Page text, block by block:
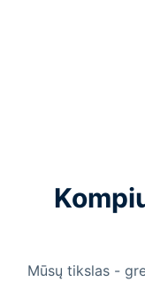
Mūsų tikslas -